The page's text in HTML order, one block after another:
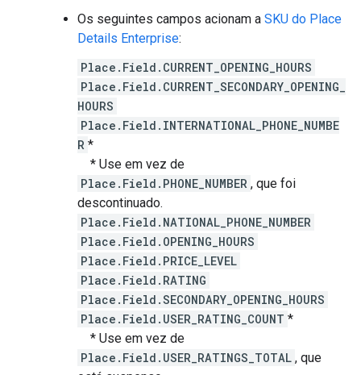
Os seguintes campos acionam a SKU do Place
Details Enterprise:
Place.Field.CURRENT_OPENING_HOURS
Place.Field.CURRENT_SECONDARY_OPENING_
HOURS
Place.Field.INTERNATIONAL_PHONE_NUMBE
R *
* Use em vez de
Place.Field.PHONE_NUMBER , que foi
descontinuado.
Place.Field.NATIONAL_PHONE_NUMBER
Place.Field.OPENING_HOURS
Place.Field.PRICE_LEVEL
Place.Field.RATING
Place.Field.SECONDARY_OPENING_HOURS
Place.Field.USER_RATING_COUNT *
* Use em vez de
Place.Field.USER_RATINGS_TOTAL , que